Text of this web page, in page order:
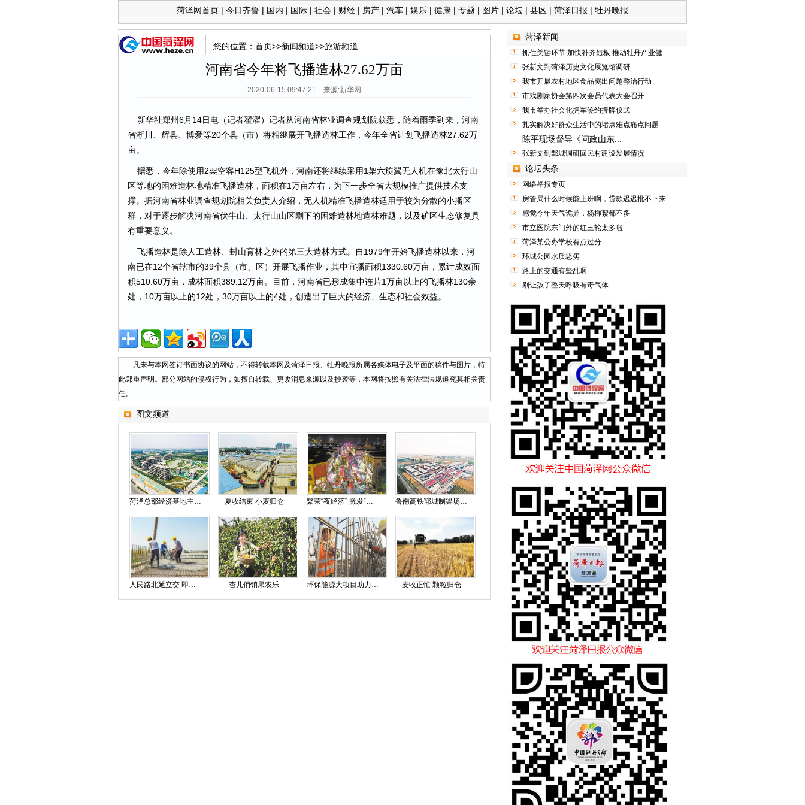
菏泽网首页 | 今日齐鲁 | 国内 | 国际 | 社会 | 财经 | 房产 | 汽车 | 娱乐 | 健康 | 专题 | 图片 | 论坛 | 县区 | 菏泽日报 | 牡丹晚报
您的位置： 首页>>新闻频道>>旅游频道
河南省今年将飞播造林27.62万亩
2020-06-15 09:47:21 来源:新华网
新华社郑州6月14日电（记者翟濯）记者从河南省林业调查规划院获悉，随着雨季到来，河南
省淅川、辉县、博爱等20个县（市）将相继展开飞播造林工作，今年全省计划飞播造林27.62万
亩。
据悉，今年除使用2架空客H125型飞机外，河南还将继续采用1架六旋翼无人机在豫北太行山
区等地的困难造林地精准飞播造林，面积在1万亩左右，为下一步全省大规模推广提供技术支
撑。据河南省林业调查规划院相关负责人介绍，无人机精准飞播造林适用于较为分散的小播区
群，对于逐步解决河南省伏牛山、太行山山区剩下的困难造林地造林难题，以及矿区生态修复具
有重要意义。
飞播造林是除人工造林、封山育林之外的第三大造林方式。自1979年开始飞播造林以来，河
南已在12个省辖市的39个县（市、区）开展飞播作业，其中宜播面积1330.60万亩，累计成效面
积510.60万亩，成林面积389.12万亩。目前，河南省已形成集中连片1万亩以上的飞播林130余
处，10万亩以上的12处，30万亩以上的4处，创造出了巨大的经济、生态和社会效益。
凡未与本网签订书面协议的网站，不得转载本网及菏泽日报、牡丹晚报所属各媒体电子及平面的稿件与图片，特
此郑重声明。部分网站的侵权行为，如擅自转载、更改消息来源以及抄袭等，本网将按照有关法律法规追究其相关责
任。
图文频道
菏泽总部经济基地主体建筑封顶 夏收结束 小麦归仓 繁荣“夜经济” 激发“新活力” 鲁南高铁郓城制梁场箱梁预制提前完成
人民路北延立交 即将半幅合龙 杏儿俏销果农乐 环保能源大项目助力新旧动能转换 麦收正忙 颗粒归仓
菏泽新闻
抓住关键环节 加快补齐短板 推动牡丹产业健 ...
张新文到菏泽历史文化展览馆调研
我市开展农村地区食品突出问题整治行动
市戏剧家协会第四次会员代表大会召开
我市举办社会化拥军签约授牌仪式
扎实解决好群众生活中的堵点难点痛点问题
陈平现场督导《问政山东...
张新文到鄄城调研回民村建设发展情况
论坛头条
网络举报专页
房管局什么时候能上班啊，贷款迟迟批不下来 ...
感觉今年天气诡异，杨柳絮都不多
市立医院东门外的红三轮太多啦
菏泽某公办学校有点过分
环城公园水质恶劣
路上的交通有些乱啊
别让孩子整天呼吸有毒气体